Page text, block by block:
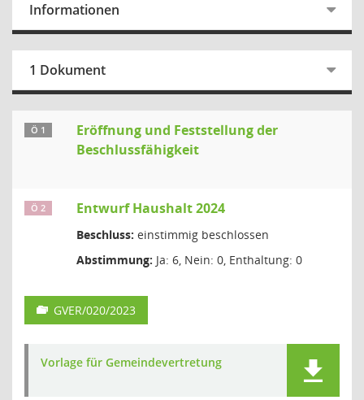
Informationen
1 Dokument
Ö 1
Eröffnung und Feststellung der
Beschlussfähigkeit
Ö 2 Entwurf Haushalt 2024
Beschluss: einstimmig beschlossen
Abstimmung: Ja: 6, Nein: 0, Enthaltung: 0
GVER/020/2023
Vorlage für Gemeindevertretung